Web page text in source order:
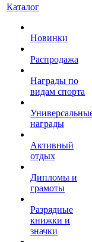
Каталог
Новинки
Распродажа
Награды по
видам спорта
награды
Активный
отдых
Дипломы и
грамоты
Разрядные
книжки и
значки